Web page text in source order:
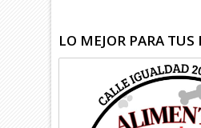
LO MEJOR PARA TUS